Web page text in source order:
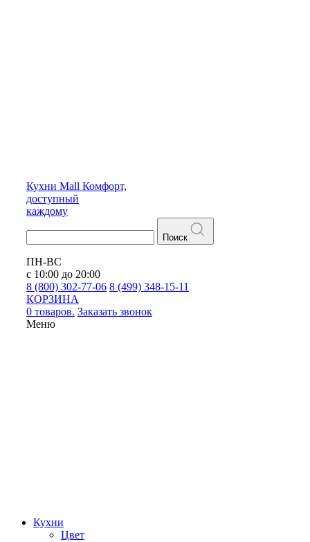
Кухни Mall Комфорт,
доступный
каждому
Поиск
ПН-ВС
с 10:00 до 20:00
8 (800) 302-77-06 8 (499) 348-15-11
КОРЗИНА
0 товаров. Заказать звонок
Меню
Кухни
Цвет